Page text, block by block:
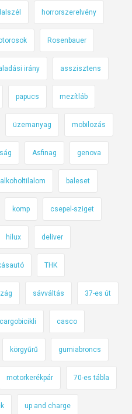
horrorszerelvény
Rosenbauer
irány asszisztens
papucs mezítláb
üzemanyag mobilozás
Asfinag genova
alkoholtilalom baleset
komp csepel-sziget
hilux deliver
THK
sávváltás 37-es út
cargobicikli casco
körgyűrű gumiabroncs
motorkerékpár 70-es tábla
up and charge